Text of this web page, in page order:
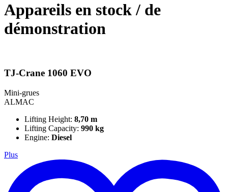
Appareils en stock / de
démonstration
TJ-Crane 1060 EVO
Mini-grues
ALMAC
Lifting Height: 8,70 m
Lifting Capacity: 990 kg
Engine: Diesel
Plus